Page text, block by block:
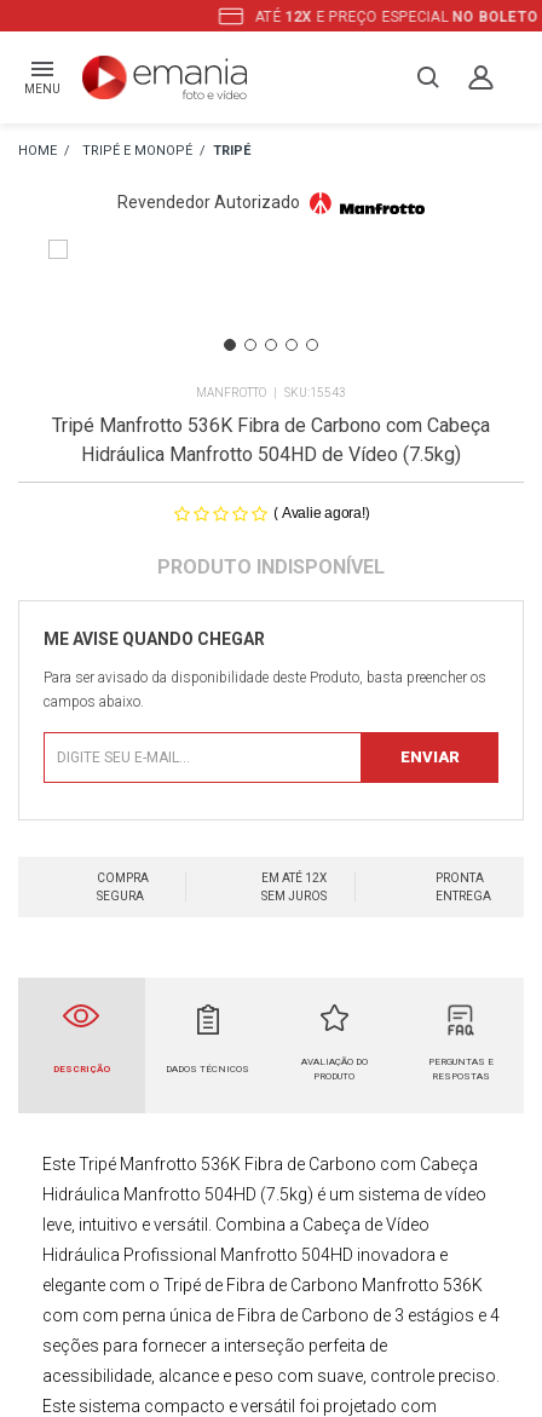
E PREÇO ESPECIALNO BOLETO
MENU
TRIPÉ E MONOPÉ TRIPÉ
Revendedor Autorizado
MANFROTTO 15543
Tripé Manfrotto 536K Fibra de Carbono com Cabeça
Hidráulica Manfrotto 504HD de Vídeo (7.5kg)
( Avalie agora!)
Para ser avisado da disponibilidade deste Produto, basta preencher os
campos abaixo.
COMPRA
SEGURA
EM ATÉ 12X
SEM JUROS
PRONTA
ENTREGA
DESCRIÇÃO DADOS TÉCNICOS
AVALIAÇÃO DO
PRODUTO
PERGUNTAS E
RESPOSTAS
EsteTripé Manfrotto 536K Fibra de Carbono com Cabeça
Hidráulica Manfrotto 504HD (7.5kg) é um sistema de vídeo
leve, intuitivo e versátil. Combina a Cabeça de Vídeo
Hidráulica Profissional Manfrotto 504HD inovadora e
elegante com o Tripé de Fibra de Carbono Manfrotto 536K
com com perna única de Fibra de Carbono de 3 estágios e 4
seções para fornecer a interseção perfeita de
acessibilidade, alcance e peso com suave, controle preciso.
Este sistema compacto e versátil foi projetado com